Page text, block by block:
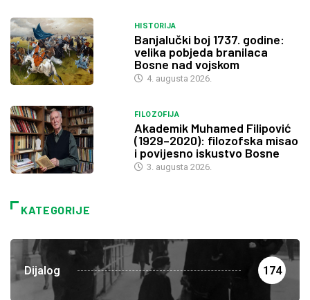
HISTORIJA
Banjalučki boj 1737. godine:
velika pobjeda branilaca
Bosne nad vojskom
4. augusta 2026.
FILOZOFIJA
Akademik Muhamed Filipović
(1929–2020): filozofska misao
i povijesno iskustvo Bosne
3. augusta 2026.
KATEGORIJE
Dijalog 174